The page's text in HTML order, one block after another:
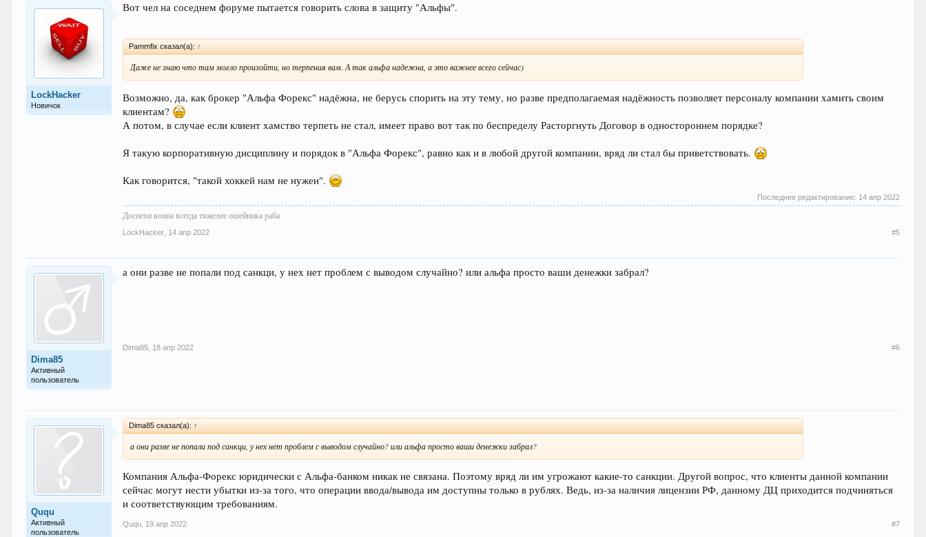
LockHacker
Новичок
Вот чел на соседнем форуме пытается говорить слова в защиту "Альфы".
Pammfix сказал(а): ↑
Даже не знаю что там могло произойти, но терпения вам. А так альфа надежна, а это важнее всего сейчас)
Возможно, да, как брокер "Альфа Форекс" надёжна, не берусь спорить на эту тему, но разве предполагаемая надёжность позволяет персоналу компании хамить своим
клиентам?
А потом, в случае если клиент хамство терпеть не стал, имеет право вот так по беспределу Расторгнуть Договор в одностороннем порядке?
Я такую корпоративную дисциплину и порядок в "Альфа Форекс", равно как и в любой другой компании, вряд ли стал бы приветствовать.
Как говорится, "такой хоккей нам не нужен".
Последнее редактирование: 14 апр 2022
Доспехи воина всегда тяжелее ошейника раба
LockHacker 14 апр 2022 #5
Dima85
Активный
пользователь
а они разве не попали под санкци, у нех нет проблем с выводом случайно? или альфа просто ваши денежки забрал?
Dima85 18 апр 2022 #6
Ququ
Активный
пользователь
Dima85 сказал(а): ↑
а они разве не попали под санкци, у нех нет проблем с выводом случайно? или альфа просто ваши денежки забрал?
Компания Альфа-Форекс юридически с Альфа-банком никак не связана. Поэтому вряд ли им угрожают какие-то санкции. Другой вопрос, что клиенты данной компании
сейчас могут нести убытки из-за того, что операции ввода/вывода им доступны только в рублях. Ведь, из-за наличия лицензии РФ, данному ДЦ приходится подчиняться
и соответствующим требованиям.
Ququ 19 апр 2022 #7